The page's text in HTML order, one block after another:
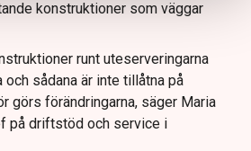
konstruktioner som väggar
runt uteserveringarna
sådana är inte tillåtna på
görs förändringarna, säger Maria
på driftstöd och service i